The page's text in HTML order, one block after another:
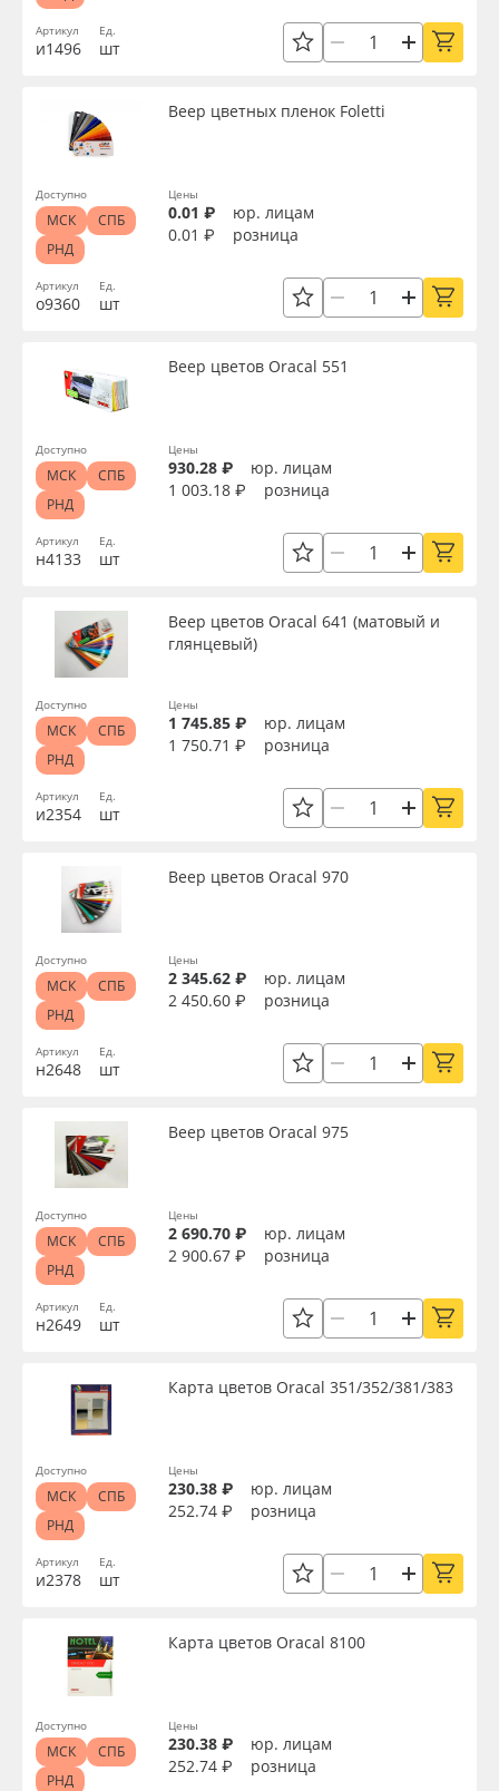
Артикул
и1496
Ед.
шт
Артикул
о9360
Веер цветных пленок Foletti
Ед.
шт
Цены
0.01 ₽
юр. лицам
0.01 ₽
розница
Доступно
МСК
СПБ
РНД
Артикул
н4133
Веер цветов Oracal 551
Ед.
шт
Цены
930.28 ₽
юр. лицам
1 003.18 ₽
розница
Доступно
МСК
СПБ
РНД
Артикул
и2354
Веер цветов Oracal 641 (матовый и
глянцевый)
Ед.
шт
Цены
1 745.85 ₽
юр. лицам
1 750.71 ₽
розница
Доступно
МСК
СПБ
РНД
Артикул
н2648
Веер цветов Oracal 970
Ед.
шт
Цены
2 345.62 ₽
юр. лицам
2 450.60 ₽
розница
Доступно
МСК
СПБ
РНД
Артикул
н2649
Веер цветов Oracal 975
Ед.
шт
Цены
2 690.70 ₽
юр. лицам
2 900.67 ₽
розница
Доступно
МСК
СПБ
РНД
Артикул
и2378
Карта цветов Oracal 351/352/381/383
Ед.
шт
Цены
230.38 ₽
юр. лицам
252.74 ₽
розница
Доступно
МСК
СПБ
РНД
Карта цветов Oracal 8100
Цены
230.38 ₽
юр. лицам
252.74 ₽
розница
Доступно
МСК
СПБ
РНД